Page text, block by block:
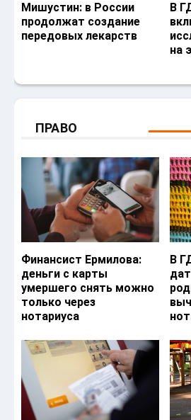
Мишустин: в России
продолжат создание
передовых лекарств
В
на
ПРАВО
Финансист Ермилова:
деньги с карты
умершего снять можно
только через
нотариуса
В